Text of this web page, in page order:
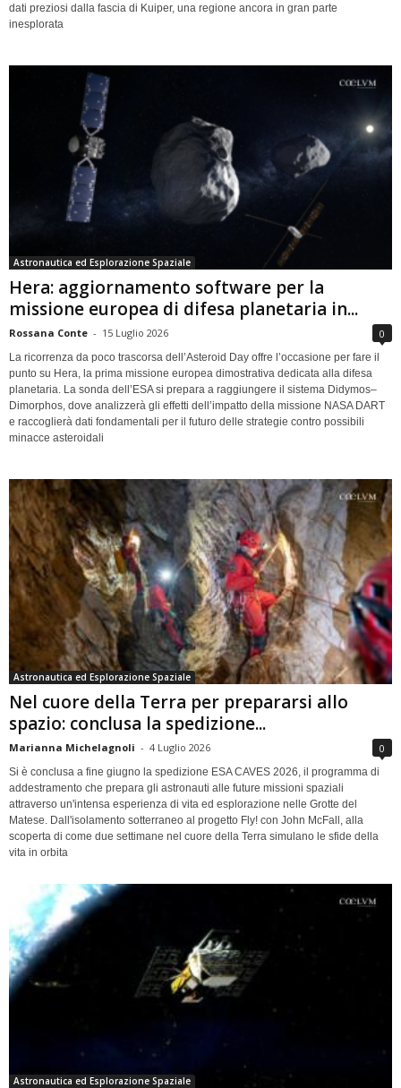
dati preziosi dalla fascia di Kuiper, una regione ancora in gran parte
inesplorata
Astronautica ed Esplorazione Spaziale
Hera: aggiornamento software per la
missione europea di difesa planetaria in...
Rossana Conte - 15 Luglio 2026 0
La ricorrenza da poco trascorsa dell’Asteroid Day offre l’occasione per fare il
punto su Hera, la prima missione europea dimostrativa dedicata alla difesa
planetaria. La sonda dell’ESA si prepara a raggiungere il sistema Didymos–
Dimorphos, dove analizzerà gli effetti dell’impatto della missione NASA DART
e raccoglierà dati fondamentali per il futuro delle strategie contro possibili
minacce asteroidali
Astronautica ed Esplorazione Spaziale
Nel cuore della Terra per prepararsi allo
spazio: conclusa la spedizione...
Marianna Michelagnoli - 4 Luglio 2026 0
Si è conclusa a fine giugno la spedizione ESA CAVES 2026, il programma di
addestramento che prepara gli astronauti alle future missioni spaziali
attraverso un'intensa esperienza di vita ed esplorazione nelle Grotte del
Matese. Dall'isolamento sotterraneo al progetto Fly! con John McFall, alla
scoperta di come due settimane nel cuore della Terra simulano le sfide della
vita in orbita
Astronautica ed Esplorazione Spaziale